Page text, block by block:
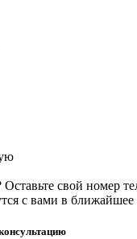
свой номер
с вами в ближайшее